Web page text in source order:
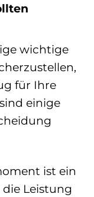
wichtige
für Ihre
einige
ist ein
Leistung